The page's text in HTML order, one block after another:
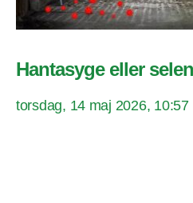
Hantasyge eller
torsdag, 14 maj 2026, 10:57